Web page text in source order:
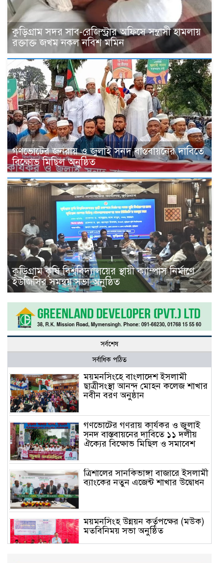
কুড়িগ্রাম সদর সাব-রেজিস্ট্রার অফিসে সন্ত্রাসী হামলায়
রক্তাক্ত জখম নকল নবিশ মমিন
গণভোটের জনরায় ও জুলাই সনদ বাস্তবায়নের দাবিতে
বিক্ষোভ মিছিল অনুষ্ঠিত
কুড়িগ্রাম কৃষি বিশ্ববিদ্যালয়ের স্থায়ী ক্যাম্পাস নির্মাণে
ইউজিসির সমন্বয় সভা অনুষ্ঠিত
সর্বশেষ
সর্বাধিক পঠিত
ময়মনসিংহে বাংলাদেশ ইসলামী
ছাত্রীসংস্থা আনন্দ মোহন কলেজ শাখার
নবীন বরণ অনুষ্ঠান
গণভোটের গণরায় কার্যকর ও জুলাই
সনদ বাস্তবায়নের দাবিতে ১১ দলীয়
ঐক্যের বিক্ষোভ মিছিল ও সমাবেশ
ত্রিশালের সানকিভাঙ্গা বাজারে ইসলামী
ব্যাংকের নতুন এজেন্ট শাখার উদ্বোধন
ময়মনসিংহ উন্নয়ন কর্তৃপক্ষের (মউক)
মতবিনিময় সভা অনুষ্ঠিত